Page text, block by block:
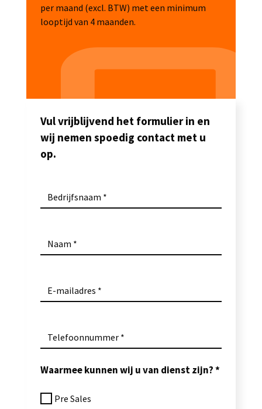
per maand (excl. BTW) met een minimum
looptijd van 4 maanden.
Vul vrijblijvend het formulier in en
wij nemen spoedig contact met u
op.
Bedrijfsnaam
Naam
E-mailadres
Telefoonnummer
Waarmee kunnen wij u van dienst zijn?
Pre Sales